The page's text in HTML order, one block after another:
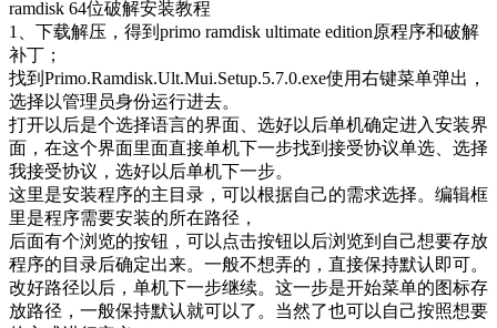
ramdisk 64位破解安装教程
1、下载解压，得到primo ramdisk ultimate edition原程序和破解
补丁；
找到Primo.Ramdisk.Ult.Mui.Setup.5.7.0.exe使用右键菜单弹出，
选择以管理员身份运行进去。
打开以后是个选择语言的界面、选好以后单机确定进入安装界
面，在这个界面里面直接单机下一步找到接受协议单选、选择
我接受协议，选好以后单机下一步。
这里是安装程序的主目录，可以根据自己的需求选择。编辑框
里是程序需要安装的所在路径，
后面有个浏览的按钮，可以点击按钮以后浏览到自己想要存放
程序的目录后确定出来。一般不想弄的，直接保持默认即可。
改好路径以后，单机下一步继续。这一步是开始菜单的图标存
放路径，一般保持默认就可以了。当然了也可以自己按照想要